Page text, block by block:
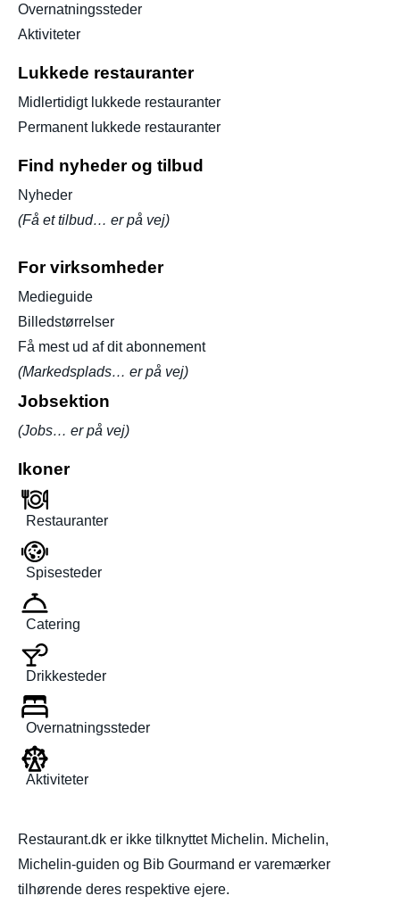
Overnatningssteder
Aktiviteter
Lukkede restauranter
Midlertidigt lukkede restauranter
Permanent lukkede restauranter
Find nyheder og tilbud
Nyheder
(Få et tilbud… er på vej)
For virksomheder
Medieguide
Billedstørrelser
Få mest ud af dit abonnement
(Markedsplads… er på vej)
Jobsektion
(Jobs… er på vej)
Ikoner
Restauranter
Spisesteder
Catering
Drikkesteder
Overnatningssteder
Aktiviteter
Restaurant.dk er ikke tilknyttet Michelin. Michelin,
Michelin-guiden og Bib Gourmand er varemærker
tilhørende deres respektive ejere.